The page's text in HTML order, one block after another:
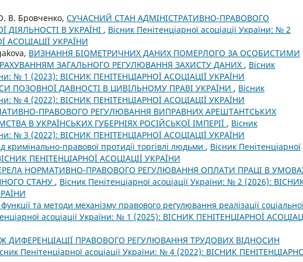
В. Бровченко, СУЧАСНИЙ СТАН АДМІНІСТРАТИВНО-ПРАВОВОГО
В УКРАЇНІ , Вісник Пенітенціарної асоціації України: № 2
АСОЦІАЦІЇ УКРАЇНИ
ВИЗНАННЯ БІОМЕТРИЧНИХ ДАНИХ ПОМЕРЛОГО ЗА ОСОБИСТИМИ
ЗАГАЛЬНОГО РЕГУЛЮВАННЯ ЗАХИСТУ ДАНИХ , Вісник
№ 1 (2023): ВІСНИК ПЕНІТЕНЦІАРНОЇ АСОЦІАЦІЇ УКРАЇНИ
ПОЗОВНОЇ ДАВНОСТІ В ЦИВІЛЬНОМУ ПРАВІ УКРАЇНИ , Вісник
№ 4 (2022): ВІСНИК ПЕНІТЕНЦІАРНОЇ АСОЦІАЦІЇ УКРАЇНИ
ПРАВОВОГО РЕГУЛЮВАННЯ ВИПРАВНИХ АРЕШТАНТСЬКИХ
В УКРАЇНСЬКИХ ГУБЕРНІЯХ РОСІЙСЬКОЇ ІМПЕРІЇ , Вісник
№ 3 (2022): ВІСНИК ПЕНІТЕНЦІАРНОЇ АСОЦІАЦІЇ УКРАЇНИ
кримінально-правової протидії торгівлі людьми , Вісник Пенітенціарної
ПЕНІТЕНЦІАРНОЇ АСОЦІАЦІЇ УКРАЇНИ
НОРМАТИВНО-ПРАВОВОГО РЕГУЛЮВАННЯ ОПЛАТИ ПРАЦІ В
СТАНУ , Вісник Пенітенціарної асоціації України: № 2 (2026):
та методи механізму правового регулювання реалізації
асоціації України: № 1 (2025): ВІСНИК ПЕНІТЕНЦІАРНОЇ
ДИФЕРЕНЦІАЦІЇ ПРАВОВОГО РЕГУЛЮВАННЯ ТРУДОВИХ ВІДНОСИН
Пенітенціарної асоціації України: № 4 (2022): ВІСНИК